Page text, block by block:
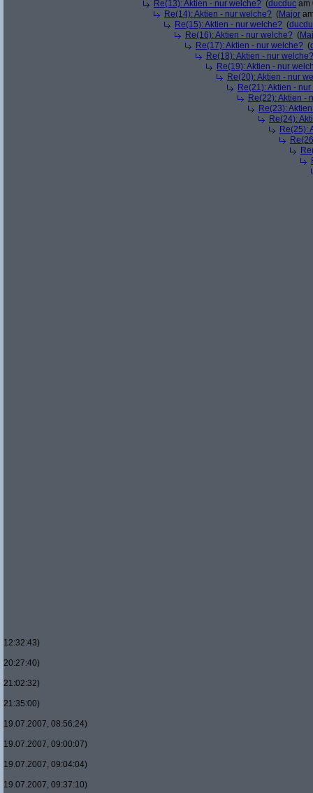
Re(13): Aktien - nur welche? (ducduc am
Re(14): Aktien - nur welche? (Major
Re(15): Aktien - nur welche? (
Re(16): Aktien - nur welche? (
Re(17): Aktien - nur welche? (
Re(18): Aktien - nur welche?
Re(19): Aktien - nur
Re(20): Aktien - nur
Re(21): Aktien -
Re(22): Aktien -
Re(23):
Re(24):
Re(25):
12:32:43)
20:27:40)
21:02:32)
21:35:00)
19.07.2007, 08:56:24)
19.07.2007, 09:00:07)
19.07.2007, 09:04:04)
19.07.2007, 09:37:10)